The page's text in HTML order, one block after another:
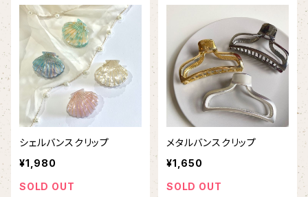
シェルバンスクリップ
¥1,980
SOLD OUT
メタルバンスクリップ
¥1,650
SOLD OUT